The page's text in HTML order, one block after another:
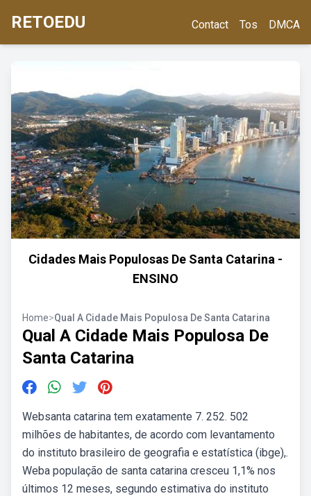
RETOEDU Contact Tos DMCA
Cidades Mais Populosas De Santa Catarina -
ENSINO
Home>Qual A Cidade Mais Populosa De Santa Catarina
Qual A Cidade Mais Populosa De
Santa Catarina
Websanta catarina tem exatamente 7. 252. 502
milhões de habitantes, de acordo com levantamento
do instituto brasileiro de geografia e estatística (ibge),.
Weba população de santa catarina cresceu 1,1% nos
últimos 12 meses, segundo estimativa do instituto